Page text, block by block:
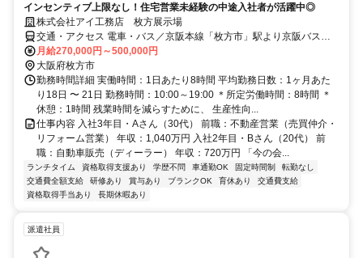
インセンティブ上限なし！住宅営業未経験の中途入社者が活躍中◎
株式会社アイ工務店 枚方展示場
交通・アクセス 電車・バス／京阪本線「枚方市」駅より京阪バス
「国道池之宮」下車 車／国道1号線 池之宮北交差点より南西へ約
300m
月給270,000円～500,000円
大阪府枚方市
勤務時間詳細 実働時間：1日あたり8時間 平均勤務日数：1ヶ月あた
り18日 〜 21日 勤務時間：10:00～19:00 ＊所定労働時間：8時間 ＊
休憩：1時間 残業時間を減らすために、 生産性向...
仕事内容 入社3年目・Aさん（30代） 前職：不動産営業（売買仲介・
リフォーム営業） 年収：1,040万円 入社2年目・Bさん（20代） 前
職：自動車販売（ディーラー） 年収：720万円 「今の会...
ランチタイム 資格取得支援あり 学歴不問 車通勤OK 固定時間制
転勤なし
交通費全額支給
研修あり 賞与あり ブランクOK 育休あり
交通費支給
資格取得手当あり
長期休暇あり
派遣社員